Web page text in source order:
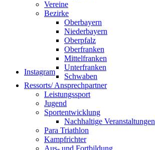
Instagram
Vereine
Bezirke
Oberbayern
Niederbayern
Oberpfalz
Oberfranken
Mittelfranken
Unterfranken
Schwaben
Ressorts/ Ansprechpartner
Leistungssport
Jugend
Sportentwicklung
Nachhaltige Veranstaltungen
Para Triathlon
Kampfrichter
Aus- und Fortbildung